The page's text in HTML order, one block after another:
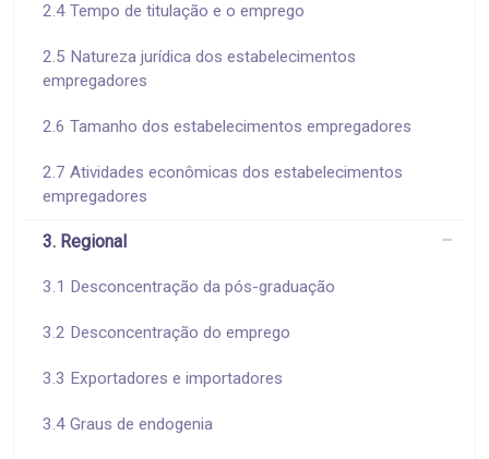
2.4 Tempo de titulação e o emprego
2.5 Natureza jurídica dos estabelecimentos
empregadores
2.6 Tamanho dos estabelecimentos empregadores
2.7 Atividades econômicas dos estabelecimentos
empregadores
3. Regional
3.1 Desconcentração da pós-graduação
3.2 Desconcentração do emprego
3.3 Exportadores e importadores
3.4 Graus de endogenia